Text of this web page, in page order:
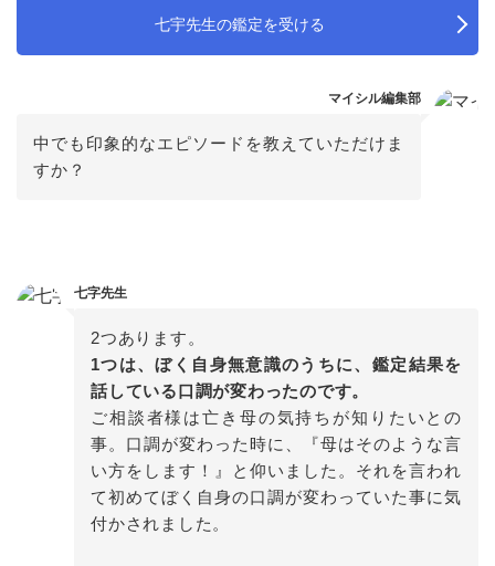
七宇先生の鑑定を受ける
マイシル編集部
中でも印象的なエピソードを教えていただけま
すか？
七字先生
1つは、ぼく自身無意識のうちに、鑑定結果を
ご相談者様は亡き母の気持ちが知りたいとの
事。口調が変わった時に、『母はそのような言
い方をします！』と仰いました。それを言われ
て初めてぼく自身の口調が変わっていた事に気
付かされました。